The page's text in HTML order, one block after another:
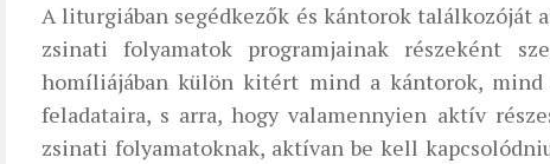
A liturgiában segédkezők és kántorok találkozóját
zsinati folyamatok programjainak részeként
homíliájában külön kitért mind a kántorok, mind
feladataira, s arra, hogy valamennyien aktív
zsinati folyamatoknak, aktívan be kell